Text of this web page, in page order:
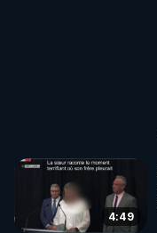
4:49